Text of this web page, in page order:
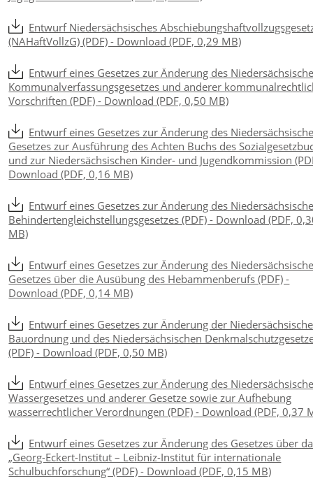
Entwurf Niedersächsisches
(NAHaftVollzG) (PDF) - Download (PDF, 0,29 MB)
Entwurf eines Gesetzes zur Änderung des
Kommunalverfassungsgesetzes und anderer
Vorschriften (PDF) - Download (PDF, 0,50 MB)
Entwurf eines Gesetzes zur Änderung des
Gesetzes zur Ausführung des Achten Buchs des
und zur Niedersächsischen Kinder- und Jugendkommission
Download (PDF, 0,16 MB)
Entwurf eines Gesetzes zur Änderung des
Behindertengleichstellungsgesetzes (PDF) - Download (PDF,
MB)
Entwurf eines Gesetzes zur Änderung des
Gesetzes über die Ausübung des Hebammenberufs (PDF) -
Download (PDF, 0,14 MB)
Entwurf eines Gesetzes zur Änderung der
Bauordnung und des Niedersächsischen
(PDF) - Download (PDF, 0,50 MB)
Entwurf eines Gesetzes zur Änderung des
Wassergesetzes und anderer Gesetze sowie zur Aufhebung
wasserrechtlicher Verordnungen (PDF) - Download (PDF, 0,37
Entwurf eines Gesetzes zur Änderung des Gesetzes über
„Georg-Eckert-Institut – Leibniz-Institut für internationale
Schulbuchforschung“ (PDF) - Download (PDF, 0,15 MB)